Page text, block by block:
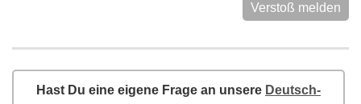
Verstoß melden
Hast Du eine eigene Frage an unsere Deutsch-